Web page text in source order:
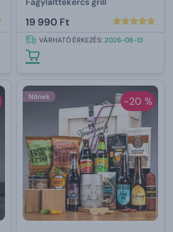
19 990 Ft
VÁRHATÓ ÉRKEZÉS:2026-08-13
-20 %
Nőnek